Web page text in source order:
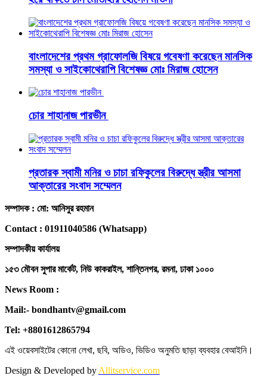
বাংলাদেশের প্রথম গ্রাফোলজি বিষয়ে গবেষণা করেছেন মানসিক
সমস্যা ও সাইকোথেরাপি বিশেষজ্ঞ মোঃ মিরাজ হোসেন
চোর শাহানাজ পারভীন
প্রতারক স্বামী মনির ও চাচা রফিকুলের বিরুদ্ধে স্ত্রীর আসমা
আক্তারের সংবাদ সম্মেলন
সম্পাদক : মো: আনিসুর রহমান
Contact : 01911040586 (Whatsapp)
সম্পাদকীয় কার্যালয়
১৫৩ মৌবন সুপার মার্কেট, নিউ কাকরাইল, শান্তিনগর, রমনা, ঢাকা ১০০০
News Room :
Mail:- bondhantv@gmail.com
Tel: +8801612865794
এই ওয়েবসাইটের কোনো লেখা, ছবি, অডিও, ভিডিও অনুমতি ছাড়া ব্যবহার বেআইনি।
Design & Developed by Allitservice.com